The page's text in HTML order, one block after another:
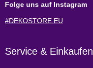
Folge uns auf Instagram
#DEKOSTORE.EU
Service & Einkaufen